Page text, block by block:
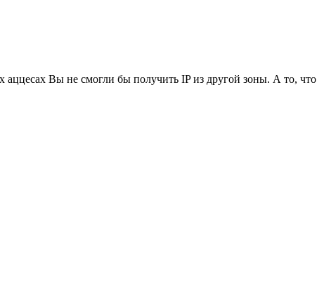
аццесах Вы не смогли бы получить IP из другой зоны. А то, что